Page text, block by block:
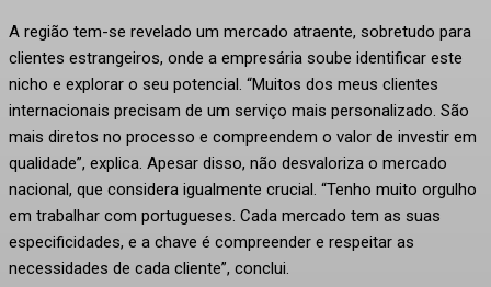
A região tem-se revelado um mercado atraente, sobretudo para
clientes estrangeiros, onde a empresária soube identificar este
nicho e explorar o seu potencial. “Muitos dos meus clientes
internacionais precisam de um serviço mais personalizado. São
mais diretos no processo e compreendem o valor de investir em
qualidade”, explica. Apesar disso, não desvaloriza o mercado
nacional, que considera igualmente crucial. “Tenho muito orgulho
em trabalhar com portugueses. Cada mercado tem as suas
especificidades, e a chave é compreender e respeitar as
necessidades de cada cliente”, conclui.